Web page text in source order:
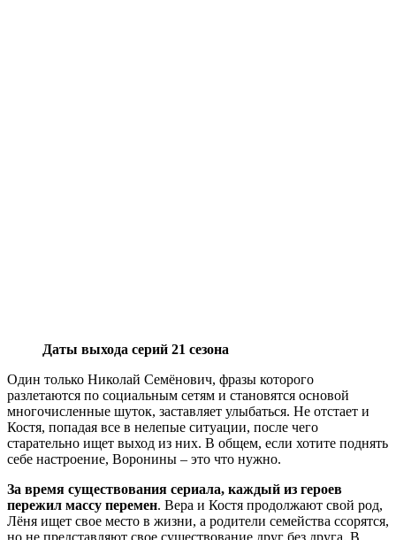
Даты выхода серий 21 сезона
Один только Николай Семёнович, фразы которого
разлетаются по социальным сетям и становятся основой
многочисленные шуток, заставляет улыбаться. Не отстает и
Костя, попадая все в нелепые ситуации, после чего
старательно ищет выход из них. В общем, если хотите поднять
себе настроение, Воронины – это что нужно.
За время существования сериала, каждый из героев
пережил массу перемен. Вера и Костя продолжают свой род,
Лёня ищет свое место в жизни, а родители семейства ссорятся,
но не представляют свое существование друг без друга. В